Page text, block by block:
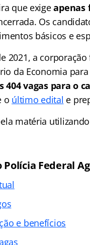
que exigeapenas
Os
básicos e
2021, a
da Economia
404 vagas para o
o último edital e
matéria
Polícia Federal
e benefícios